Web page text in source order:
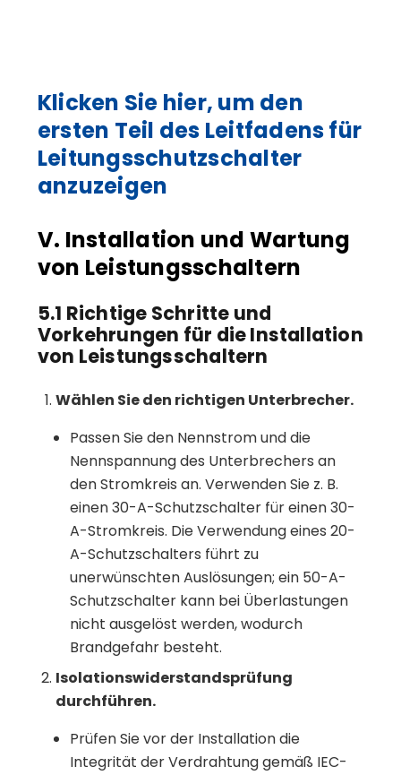
Klicken Sie hier, um den
ersten Teil des Leitfadens für
Leitungsschutzschalter
anzuzeigen
V. Installation und Wartung
von Leistungsschaltern
5.1 Richtige Schritte und
Vorkehrungen für die Installation
von Leistungsschaltern
Wählen Sie den richtigen Unterbrecher.
Passen Sie den Nennstrom und die
Nennspannung des Unterbrechers an
den Stromkreis an. Verwenden Sie z. B.
einen 30-A-Schutzschalter für einen 30-
A-Stromkreis. Die Verwendung eines 20-
A-Schutzschalters führt zu
unerwünschten Auslösungen; ein 50-A-
Schutzschalter kann bei Überlastungen
nicht ausgelöst werden, wodurch
Brandgefahr besteht.
Isolationswiderstandsprüfung
durchführen.
Prüfen Sie vor der Installation die
Integrität der Verdrahtung gemäß IEC-